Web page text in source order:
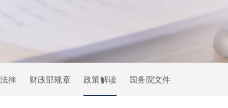
法律 财政部规章 政策解读 国务院文件